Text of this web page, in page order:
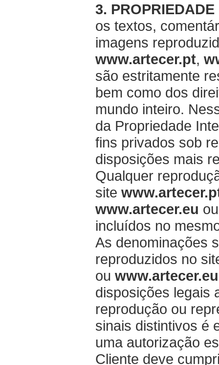
3.
os textos,
imagens
www.artecer.pt,
são estritamente
bem como dos
mundo inteiro.
da Propriedade
fins privados sob
disposições mais
Qualquer
site
www.artecer.eu
incluídos no
As denominações
reproduzidos no
ou www.artecer.eu
disposições legais
reprodução ou
sinais distintivos é
uma autorização
Cliente deve